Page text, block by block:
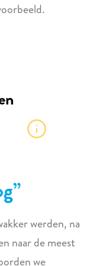
werden, na
naar de meest
we